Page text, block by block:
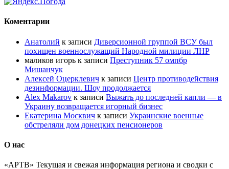
Коментарии
Анатолий к записи Диверсионной группой ВСУ был
похищен военнослужащий Народной милиции ЛНР
маликов игорь к записи Преступник 57 омпбр
Мишанчук
Алексей Оцерклевич к записи Центр противодействия
дезинформации. Шоу продолжается
Alex Makarov к записи Выжать до последней капли — в
Украину возвращается игорный бизнес
Екатерина Москвич к записи Украинские военные
обстреляли дом донецких пенсионеров
О нас
«АРТВ» Текущая и свежая информация региона и сводки с